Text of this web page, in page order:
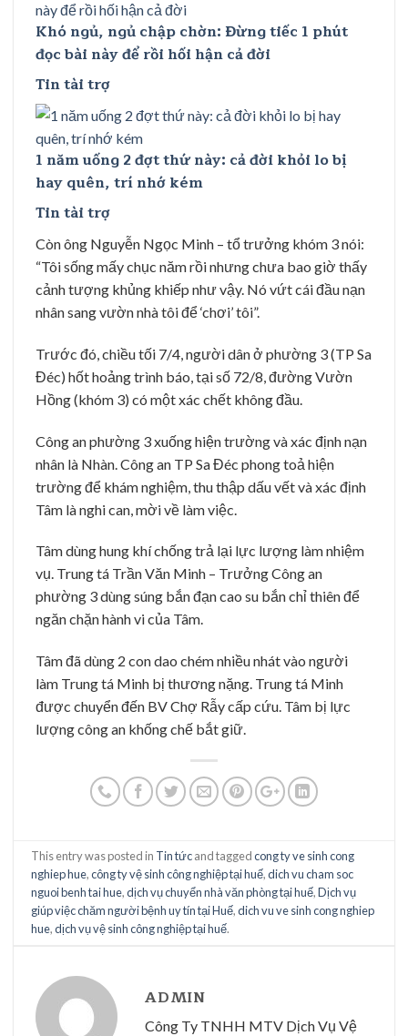
Khó ngủ, ngủ chập chờn: Đừng tiếc 1 phút
đọc bài này để rồi hối hận cả đời
Tin tài trợ
1 năm uống 2 đợt thứ này: cả đời khỏi lo bị
hay quên, trí nhớ kém
Tin tài trợ
Còn ông Nguyễn Ngọc Minh – tổ trưởng khóm 3 nói:
“Tôi sống mấy chục năm rồi nhưng chưa bao giờ thấy
cảnh tượng khủng khiếp như vậy. Nó vứt cái đầu nạn
nhân sang vườn nhà tôi để ‘chơi’ tôi”.
Trước đó, chiều tối 7/4, người dân ở phường 3 (TP Sa
Đéc) hốt hoảng trình báo, tại số 72/8, đường Vườn
Hồng (khóm 3) có một xác chết không đầu.
Công an phường 3 xuống hiện trường và xác định nạn
nhân là Nhàn. Công an TP Sa Đéc phong toả hiện
trường để khám nghiệm, thu thập dấu vết và xác định
Tâm là nghi can, mời về làm việc.
Tâm dùng hung khí chống trả lại lực lượng làm nhiệm
vụ. Trung tá Trần Văn Minh – Trưởng Công an
phường 3 dùng súng bắn đạn cao su bắn chỉ thiên để
ngăn chặn hành vi của Tâm.
Tâm đã dùng 2 con dao chém nhiều nhát vào người
làm Trung tá Minh bị thương nặng. Trung tá Minh
được chuyển đến BV Chợ Rẫy cấp cứu. Tâm bị lực
lượng công an khống chế bắt giữ.
This entry was posted in Tin tứcand taggedcong ty ve sinh cong
nghiep hue,công ty vệ sinh công nghiệp tại huế,dich vu cham soc
nguoi benh tai hue,dịch vụ chuyển nhà văn phòng tại huế,Dịch vụ
giúp việc chăm người bệnh uy tín tại Huế,dich vu ve sinh cong nghiep
hue,dịch vụ vệ sinh công nghiệp tại huế.
ADMIN
Công Ty TNHH MTV Dịch Vụ Vệ